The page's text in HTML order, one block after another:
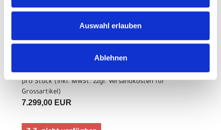
Auswahl erlauben
Ablehnen
Farbe: Chromschwarz/Schwarz
pro Stück (inkl. MwSt. zzgl.Versandkosten für
Grossartikel)
7.299,00 EUR